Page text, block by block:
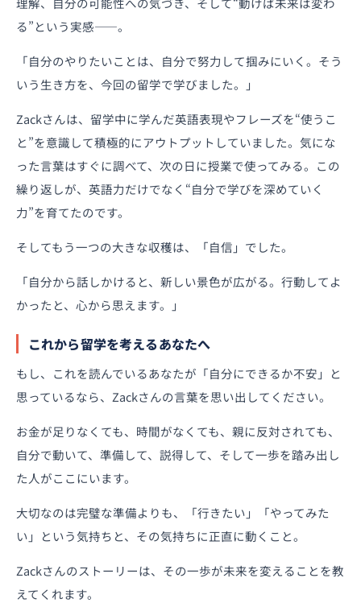
る”という実感——。
「自分のやりたいことは、自分で努力して掴みにいく。そう
いう生き方を、今回の留学で学びました。」
Zackさんは、留学中に学んだ英語表現やフレーズを“使うこ
と”を意識して積極的にアウトプットしていました。気にな
った言葉はすぐに調べて、次の日に授業で使ってみる。この
繰り返しが、英語力だけでなく“自分で学びを深めていく
力”を育てたのです。
そしてもう一つの大きな収穫は、「自信」でした。
「自分から話しかけると、新しい景色が広がる。行動してよ
かったと、心から思えます。」
これから留学を考えるあなたへ
もし、これを読んでいるあなたが「自分にできるか不安」と
思っているなら、Zackさんの言葉を思い出してください。
お金が足りなくても、時間がなくても、親に反対されても、
自分で動いて、準備して、説得して、そして一歩を踏み出し
た人がここにいます。
大切なのは完璧な準備よりも、「行きたい」「やってみた
い」という気持ちと、その気持ちに正直に動くこと。
Zackさんのストーリーは、その一歩が未来を変えることを教
えてくれます。